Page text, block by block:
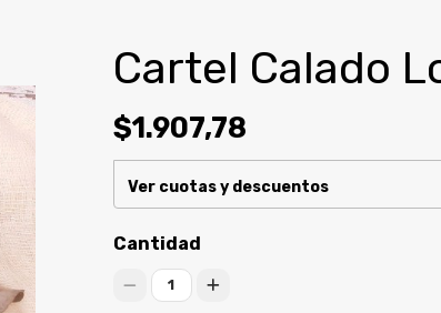
Cartel Calado
$1.907,78
Ver cuotas y descuentos
Cantidad
1